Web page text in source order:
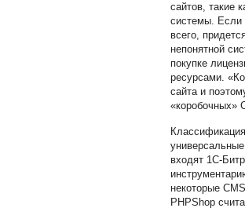
сайтов, такие
системы. Если
всего,
непонятной
покупке
ресурсами.
сайта и
«коробочных»
Классификация
входят 1С-
некоторые
PHPShop